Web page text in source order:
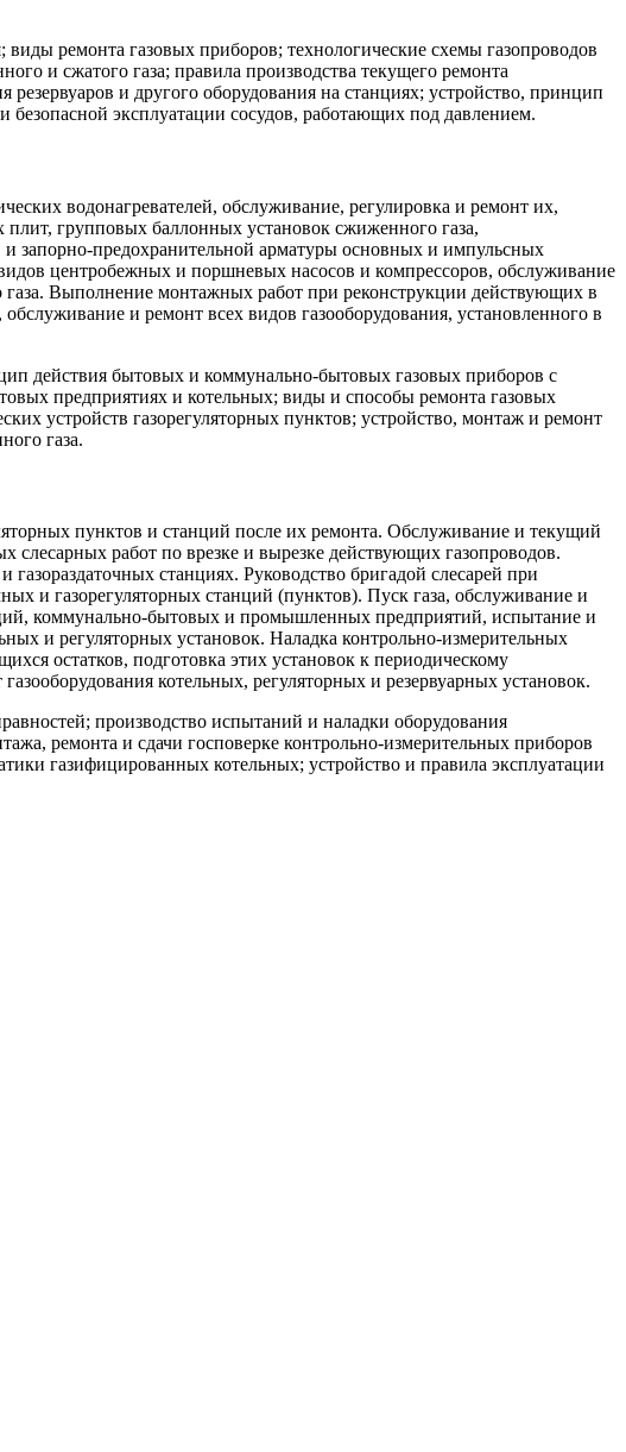
ремонта газовых приборов; технологические схемы газопроводов
и сжатого газа; правила производства текущего ремонта
и другого оборудования на станциях; устройство, принцип
безопасной эксплуатации сосудов, работающих под давлением.
водонагревателей, обслуживание, регулировка и ремонт их,
групповых баллонных установок сжиженного газа,
и запорно-предохранительной арматуры основных и импульсных
центробежных и поршневых насосов и компрессоров, обслуживание
Выполнение монтажных работ при реконструкции действующих в
и ремонт всех видов газооборудования, установленного в
действия бытовых и коммунально-бытовых газовых приборов с
предприятиях и котельных; виды и способы ремонта газовых
устройств газорегуляторных пунктов; устройство, монтаж и ремонт
газа.
пунктов и станций после их ремонта. Обслуживание и текущий
работ по врезке и вырезке действующих газопроводов.
станциях. Руководство бригадой слесарей при
и газорегуляторных станций (пунктов). Пуск газа, обслуживание и
коммунально-бытовых и промышленных предприятий, испытание и
и регуляторных установок. Наладка контрольно-измерительных
остатков, подготовка этих установок к периодическому
котельных, регуляторных и резервуарных установок.
производство испытаний и наладки оборудования
ремонта и сдачи госповерке контрольно-измерительных приборов
газифицированных котельных; устройство и правила эксплуатации